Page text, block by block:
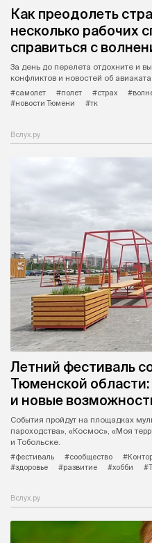
Как преодолеть
несколько рабочих
справиться с
За день до перелета отдохните и
конфликтов и новостей об
#самолет
#полет #страх
#новости Тюмени
#тк
Вслух.ру
Летний фестиваль
Тюменской области:
и новые
События пройдут на площадках
пароходства», «Космос», «Моя
и Тобольске.
#фестиваль
#сообщество
#здоровье
#развитие #хобби
Вслух.ру